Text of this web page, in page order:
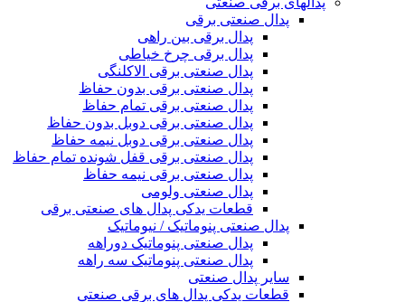
پدال صنعتی برقی
پدال برقی بین راهی
پدال برقی چرخ خیاطی
پدال صنعتی برقی الاکلنگی
پدال صنعتی برقی بدون حفاظ
پدال صنعتی برقی تمام حفاظ
پدال صنعتی برقی دوبل بدون حفاظ
پدال صنعتی برقی دوبل نیمه حفاظ
پدال صنعتی برقی قفل شونده تمام حفاظ
پدال صنعتی برقی نیمه حفاظ
پدال صنعتی ولومی
قطعات یدکی پدال های صنعتی برقی
پدال صنعتی پنوماتیک / نیوماتیک
پدال صنعتی پنوماتیک دوراهه
پدال صنعتی پنوماتیک سه راهه
سایر پدال صنعتی
قطعات یدکی پدال های برقی صنعتی